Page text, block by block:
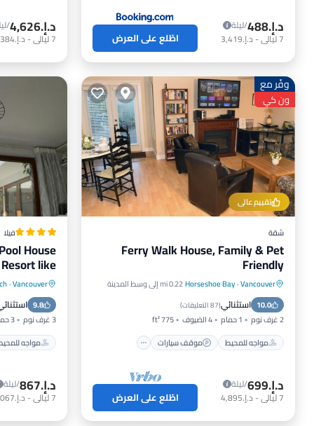
د.إ.‏488
/ليلة
7ليالي- د.إ.‏3,419 اطّلع على العرض د.إ.‏4,626
/
7ليالي- د.إ.‏32,384
تقييم عالي
وفّر مع
ون كي
شقة
Ferry Walk House, Family & Pet
Friendly
Vancouver
·
Horseshoe Bay0.22 mi إلى وسط المدينة
10.0 استثنائي(87 التعليقات )
2 غرف نوم 1 حمام 4 الضيوف
775 ft²
مواجه للمحيط
موقف سيارات
مواجه للمحيط
موقف سيارات
إطلالة على المحيط
د.إ.‏699
/ليلة
7ليالي- د.إ.‏4,895 اطّلع على العرض
فيلا
House
like
Vancouver
·
9.8
3 غرف نوم 3 حمامات
مواجه
مواجه
مسبح
د.إ.‏867
/ليلة
7ليالي- د.إ.‏6,067